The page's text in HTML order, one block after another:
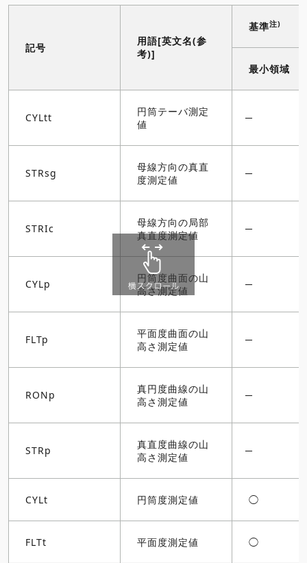
記号
用語[英文名(参
考)]
基準注)
最小領域
CYLtt
円筒テーバ測定
値
STRsg
母線方向の真直
度測定値
STRIc
母線方向の局部
真直度測定値
CYLp
円筒度曲面の山
高さ測定値
FLTp
平面度曲面の山
高さ測定値
RONp
真円度曲線の山
高さ測定値
STRp
真直度曲線の山
高さ測定値
CYLt 円筒度測定値 ◯
FLTt 平面度測定値 ◯